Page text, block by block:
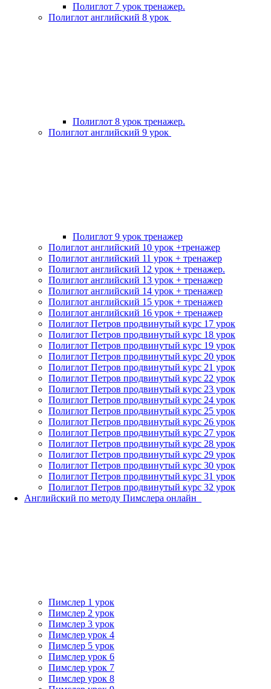
Полиглот 7 урок тренажер.
Полиглот английский 8 урок
Полиглот 8 урок тренажер.
Полиглот английский 9 урок
Полиглот 9 урок тренажер
Полиглот английский 10 урок +тренажер
Полиглот английский 11 урок + тренажер
Полиглот английский 12 урок + тренажер.
Полиглот английский 13 урок + тренажер
Полиглот английский 14 урок + тренажер
Полиглот английский 15 урок + тренажер
Полиглот английский 16 урок + тренажер
Полиглот Петров продвинутый курс 17 урок
Полиглот Петров продвинутый курс 18 урок
Полиглот Петров продвинутый курс 19 урок
Полиглот Петров продвинутый курс 20 урок
Полиглот Петров продвинутый курс 21 урок
Полиглот Петров продвинутый курс 22 урок
Полиглот Петров продвинутый курс 23 урок
Полиглот Петров продвинутый курс 24 урок
Полиглот Петров продвинутый курс 25 урок
Полиглот Петров продвинутый курс 26 урок
Полиглот Петров продвинутый курс 27 урок
Полиглот Петров продвинутый курс 28 урок
Полиглот Петров продвинутый курс 29 урок
Полиглот Петров продвинутый курс 30 урок
Полиглот Петров продвинутый курс 31 урок
Полиглот Петров продвинутый курс 32 урок
Английский по методу Пимслера онлайн_
Пимслер 1 урок
Пимслер 2 урок
Пимслер 3 урок
Пимслер урок 4
Пимслер 5 урок
Пимслер урок 6
Пимслер урок 7
Пимслер урок 8